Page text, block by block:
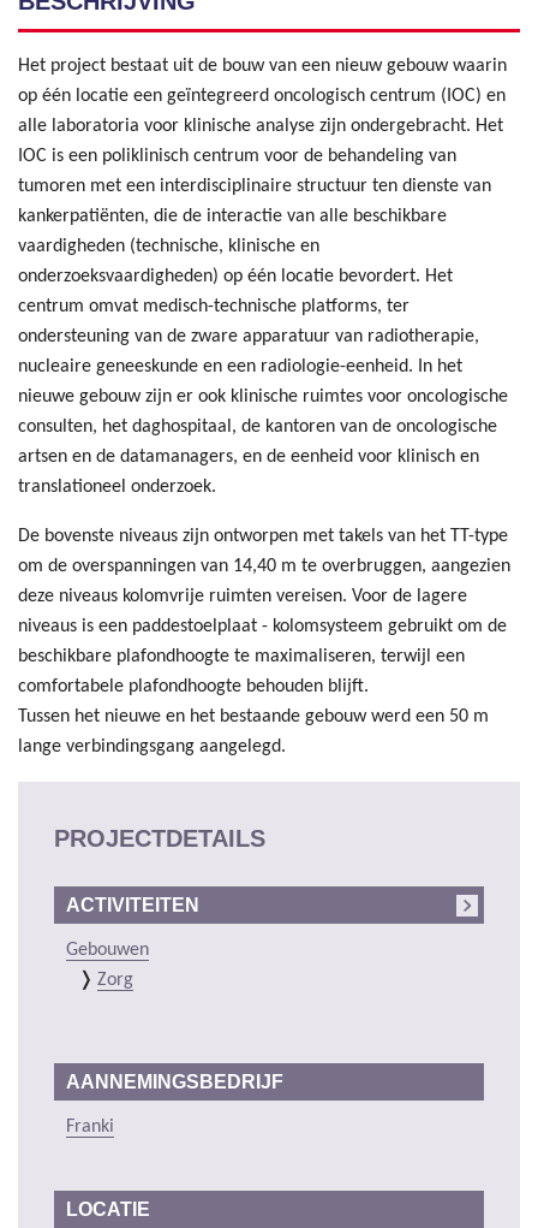
Het project bestaat uit de bouw van een nieuw gebouw waarin
op één locatie een geïntegreerd oncologisch centrum (IOC) en
alle laboratoria voor klinische analyse zijn ondergebracht. Het
IOC is een poliklinisch centrum voor de behandeling van
tumoren met een interdisciplinaire structuur ten dienste van
kankerpatiënten, die de interactie van alle beschikbare
vaardigheden (technische, klinische en
onderzoeksvaardigheden) op één locatie bevordert. Het
centrum omvat medisch-technische platforms, ter
ondersteuning van de zware apparatuur van radiotherapie,
nucleaire geneeskunde en een radiologie-eenheid. In het
nieuwe gebouw zijn er ook klinische ruimtes voor oncologische
consulten, het daghospitaal, de kantoren van de oncologische
artsen en de datamanagers, en de eenheid voor klinisch en
translationeel onderzoek.
De bovenste niveaus zijn ontworpen met takels van het TT-type
om de overspanningen van 14,40 m te overbruggen, aangezien
deze niveaus kolomvrije ruimten vereisen. Voor de lagere
niveaus is een paddestoelplaat - kolomsysteem gebruikt om de
beschikbare plafondhoogte te maximaliseren, terwijl een
comfortabele plafondhoogte behouden blijft.
Tussen het nieuwe en het bestaande gebouw werd een 50 m
lange verbindingsgang aangelegd.
PROJECTDETAILS
ACTIVITEITEN
Gebouwen
Zorg
AANNEMINGSBEDRIJF
Franki
LOCATIE